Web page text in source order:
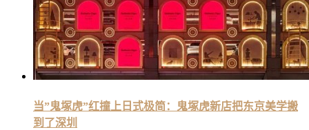
当”鬼塚虎”红撞上日式极简：鬼塚虎新店把东京美学搬
到了深圳